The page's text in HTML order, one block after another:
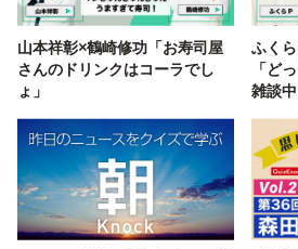
山本祥彰×鶴崎修功「お寿司屋
さんのドリンクはコーラでし
ょ」
ふく
「ど
雑談中